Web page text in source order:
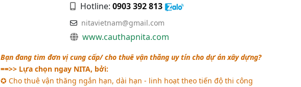
Hotline: 0903 392 813
nitavietnam@gmail.com
www.cauthapnita.com
Bạn đang tìm đơn vị cung cấp/ cho thuê vận thăng uy tín cho dự án xây dựng?
==>> Lựa chọn ngay NITA, bởi:
✪ Cho thuê vận thăng ngắn hạn, dài hạn - linh hoạt theo tiến độ thi công